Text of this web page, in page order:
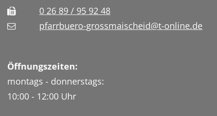
0 26 89 / 95 92 48
pfarrbuero-grossmaischeid@t-online.de
Öffnungszeiten:
montags - donnerstags:
10:00 - 12:00 Uhr